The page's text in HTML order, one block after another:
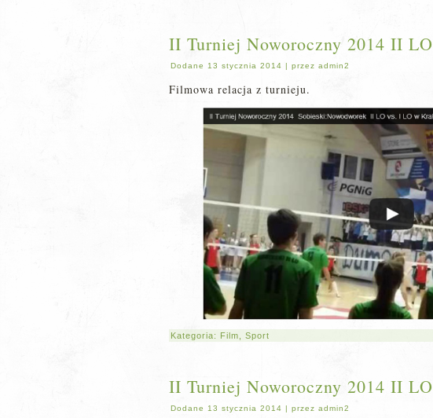
II Turniej Noworoczny 2014 II
Dodane 13 stycznia 2014 | przez admin2
Filmowa relacja z turnieju.
Kategoria: Film Sport
II Turniej Noworoczny 2014 II
Dodane 13 stycznia 2014 | przez admin2